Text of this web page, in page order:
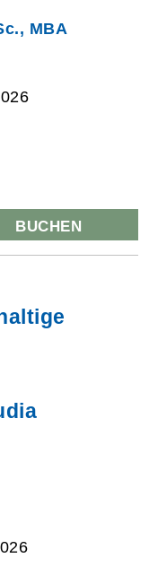
MBA
BUCHEN